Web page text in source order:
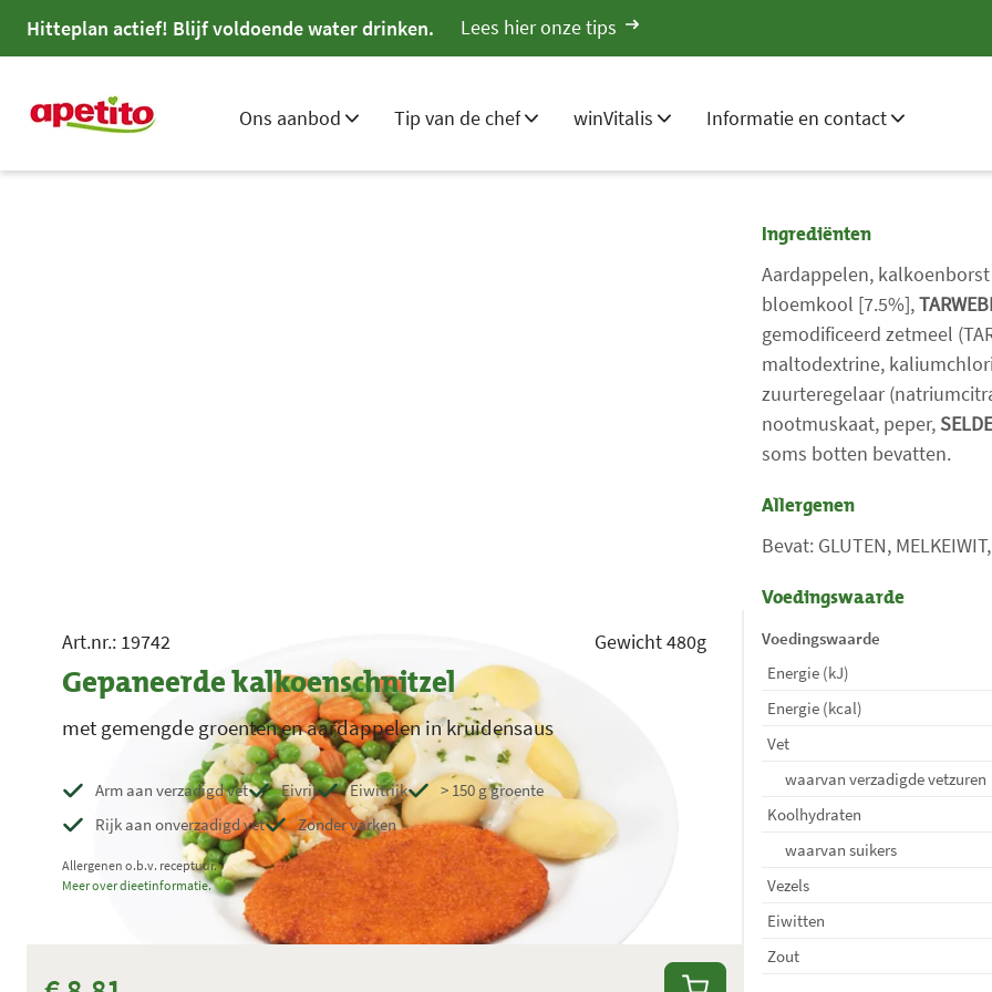
Hitteplan actief! Blijf voldoende water drinken. Lees hier onze tips
Ons aanbod Tip van de chef winVitalis Informatie en contact
Art.nr.: 19742 Gewicht 480g
Gepaneerde kalkoenschnitzel
met gemengde groenten en aardappelen in kruidensaus
Arm aan verzadigd vet Eivrij Eiwitrijk
> 150 g groente
Rijk aan onverzadigd vet
Zonder varken
Allergenen o.b.v. receptuur.
Meer over dieetinformatie.
Ingrediënten
Aardappelen,
bloemkool [7.5%],
gemodificeerd zetmeel
maltodextrine,
zuurteregelaar
nootmuskaat, peper,
soms botten bevatten.
Allergenen
Bevat: GLUTEN,
Voedingswaarde
Voedingswaarde
Energie (kJ)
Energie (kcal)
Vet
waarvan verzadigde vetzuren
Koolhydraten
waarvan suikers
Vezels
Eiwitten
Zout